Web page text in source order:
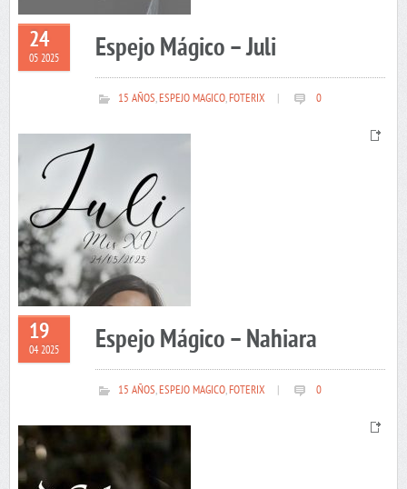
24
05 2025 Espejo Mágico – Juli
15 AÑOS,ESPEJO MAGICO,FOTERIX 0
19
04 2025 Espejo Mágico – Nahiara
15 AÑOS,ESPEJO MAGICO,FOTERIX 0